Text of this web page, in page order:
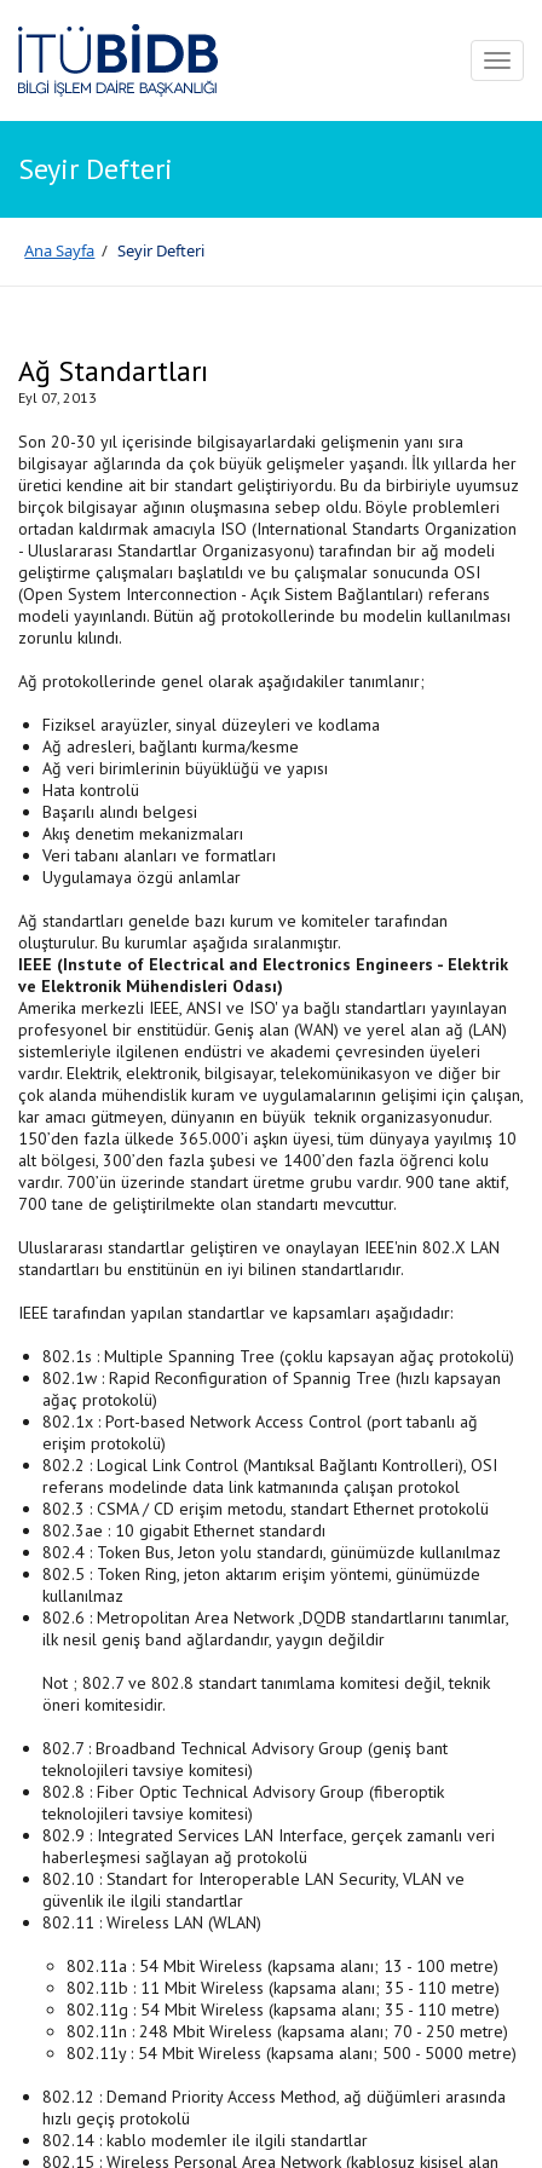
Seyir Defteri
Ana Sayfa / Seyir Defteri
Ağ Standartları
Eyl 07, 2013
Son 20-30 yıl içerisinde bilgisayarlardaki gelişmenin yanı sıra
bilgisayar ağlarında da çok büyük gelişmeler yaşandı. İlk yıllarda her
üretici kendine ait bir standart geliştiriyordu. Bu da birbiriyle uyumsuz
birçok bilgisayar ağının oluşmasına sebep oldu. Böyle problemleri
ortadan kaldırmak amacıyla ISO (International Standarts Organization
- Uluslararası Standartlar Organizasyonu) tarafından bir ağ modeli
geliştirme çalışmaları başlatıldı ve bu çalışmalar sonucunda OSI
(Open System Interconnection - Açık Sistem Bağlantıları) referans
modeli yayınlandı. Bütün ağ protokollerinde bu modelin kullanılması
zorunlu kılındı.
Ağ protokollerinde genel olarak aşağıdakiler tanımlanır;
Fiziksel arayüzler, sinyal düzeyleri ve kodlama
Ağ adresleri, bağlantı kurma/kesme
Ağ veri birimlerinin büyüklüğü ve yapısı
Hata kontrolü
Başarılı alındı belgesi
Akış denetim mekanizmaları
Veri tabanı alanları ve formatları
Uygulamaya özgü anlamlar
Ağ standartları genelde bazı kurum ve komiteler tarafından
oluşturulur. Bu kurumlar aşağıda sıralanmıştır.
IEEE (Instute of Electrical and Electronics Engineers - Elektrik
ve Elektronik Mühendisleri Odası)
Amerika merkezli IEEE, ANSI ve ISO' ya bağlı standartları yayınlayan
profesyonel bir enstitüdür. Geniş alan (WAN) ve yerel alan ağ (LAN)
sistemleriyle ilgilenen endüstri ve akademi çevresinden üyeleri
vardır. Elektrik, elektronik, bilgisayar, telekomünikasyon ve diğer bir
çok alanda mühendislik kuram ve uygulamalarının gelişimi için çalışan,
kar amacı gütmeyen, dünyanın en büyük teknik organizasyonudur.
150’den fazla ülkede 365.000’i aşkın üyesi, tüm dünyaya yayılmış 10
alt bölgesi, 300’den fazla şubesi ve 1400’den fazla öğrenci kolu
vardır. 700’ün üzerinde standart üretme grubu vardır. 900 tane aktif,
700 tane de geliştirilmekte olan standartı mevcuttur.
Uluslararası standartlar geliştiren ve onaylayan IEEE'nin 802.X LAN
standartları bu enstitünün en iyi bilinen standartlarıdır.
IEEE tarafından yapılan standartlar ve kapsamları aşağıdadır:
802.1s : Multiple Spanning Tree (çoklu kapsayan ağaç protokolü)
802.1w : Rapid Reconfiguration of Spannig Tree (hızlı kapsayan
ağaç protokolü)
802.1x : Port-based Network Access Control (port tabanlı ağ
erişim protokolü)
802.2 : Logical Link Control (Mantıksal Bağlantı Kontrolleri), OSI
referans modelinde data link katmanında çalışan protokol
802.3 : CSMA / CD erişim metodu, standart Ethernet protokolü
802.3ae : 10 gigabit Ethernet standardı
802.4 : Token Bus, Jeton yolu standardı, günümüzde kullanılmaz
802.5 : Token Ring, jeton aktarım erişim yöntemi, günümüzde
kullanılmaz
802.6 : Metropolitan Area Network ,DQDB standartlarını tanımlar,
ilk nesil geniş band ağlardandır, yaygın değildir
Not ; 802.7 ve 802.8 standart tanımlama komitesi değil, teknik
öneri komitesidir.
802.7 : Broadband Technical Advisory Group (geniş bant
teknolojileri tavsiye komitesi)
802.8 : Fiber Optic Technical Advisory Group (fiberoptik
teknolojileri tavsiye komitesi)
802.9 : Integrated Services LAN Interface, gerçek zamanlı veri
haberleşmesi sağlayan ağ protokolü
802.10 : Standart for Interoperable LAN Security, VLAN ve
güvenlik ile ilgili standartlar
802.11 : Wireless LAN (WLAN)
802.11a : 54 Mbit Wireless (kapsama alanı; 13 - 100 metre)
802.11b : 11 Mbit Wireless (kapsama alanı; 35 - 110 metre)
802.11g : 54 Mbit Wireless (kapsama alanı; 35 - 110 metre)
802.11n : 248 Mbit Wireless (kapsama alanı; 70 - 250 metre)
802.11y : 54 Mbit Wireless (kapsama alanı; 500 - 5000 metre)
802.12 : Demand Priority Access Method, ağ düğümleri arasında
hızlı geçiş protokolü
802.14 : kablo modemler ile ilgili standartlar
802.15 : Wireless Personal Area Network (kablosuz kişisel alan